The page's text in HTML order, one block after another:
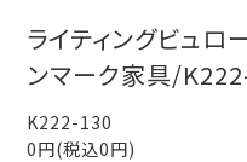
ライティングビュロ
ンマーク家具/
K222-130
0円(税込0円)